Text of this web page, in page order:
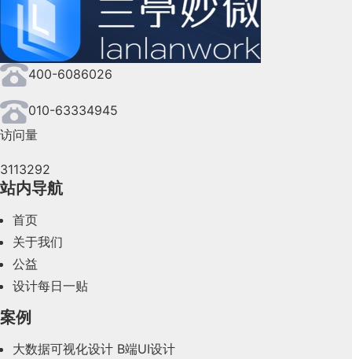
2024年9月(144)
2024年8月(164)
2024年7月(107)
2024年6月(63)
2024年4月(44)
2024年2月(58)
400-6086026
010-63334945
访问量
3113292
站内导航
首页
关于我们
公益
设计每日一贴
案例
大数据可视化设计 B端UI设计